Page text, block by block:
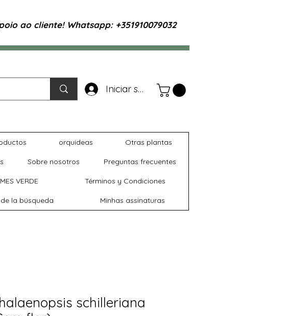
ao cliente! Whatsapp: +351910079032
Iniciar sesión
orquideas Otras plantas
Sobre nosotros Preguntas frecuentes
MES VERDE Términos y Condiciones
la búsqueda Minhas assinaturas
schilleriana